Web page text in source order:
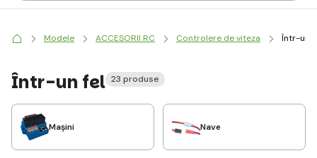
Modele ACCESORII RC Controlere de viteza Într-un
Într-un fel 23 produse
Mașini Nave